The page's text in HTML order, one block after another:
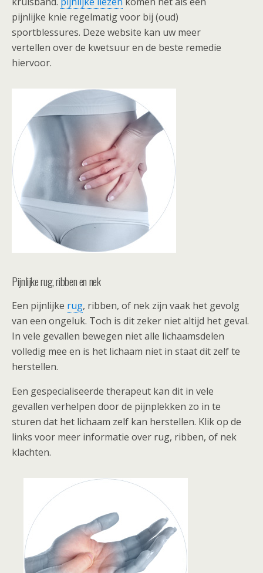
pijnlijke knie regelmatig voor bij (oud)
sportblessures. Deze website kan uw meer
vertellen over de kwetsuur en de beste remedie
hiervoor.
Pijnlijke rug, ribben en nek
Een pijnlijke rug, ribben, of nek zijn vaak het gevolg
van een ongeluk. Toch is dit zeker niet altijd het geval.
In vele gevallen bewegen niet alle lichaamsdelen
volledig mee en is het lichaam niet in staat dit zelf te
herstellen.
Een gespecialiseerde therapeut kan dit in vele
gevallen verhelpen door de pijnplekken zo in te
sturen dat het lichaam zelf kan herstellen. Klik op de
links voor meer informatie over rug, ribben, of nek
klachten.